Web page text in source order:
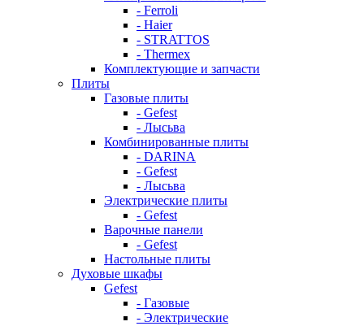
- Ferroli
- Haier
- STRATTOS
- Thermex
Комплектующие и запчасти
Плиты
Газовые плиты
- Gefest
- Лысьва
Комбинированные плиты
- DARINA
- Gefest
- Лысьва
Электрические плиты
- Gefest
Варочные панели
- Gefest
Настольные плиты
Духовые шкафы
Gefest
- Газовые
- Электрические